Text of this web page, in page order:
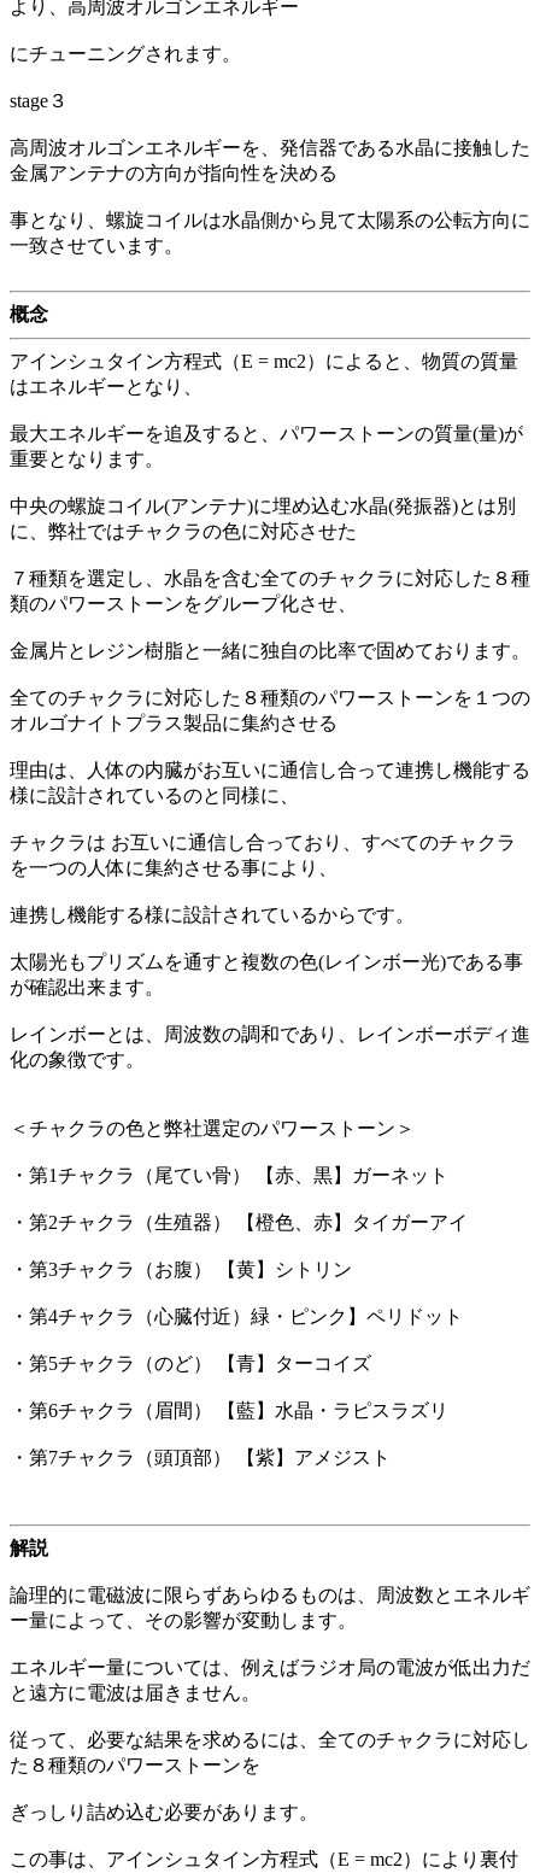
より、高周波オルゴンエネルギー
にチューニングされます。
stage３
高周波オルゴンエネルギーを、発信器である水晶に接触した
金属アンテナの方向が指向性を決める
事となり、螺旋コイルは水晶側から見て太陽系の公転方向に
一致させています。
概念
アインシュタイン方程式（E = mc2）によると、物質の質量
はエネルギーとなり、
最大エネルギーを追及すると、パワーストーンの質量(量)が
重要となります。
中央の螺旋コイル(アンテナ)に埋め込む水晶(発振器)とは別
に、弊社ではチャクラの色に対応させた
７種類を選定し、水晶を含む全てのチャクラに対応した８種
類のパワーストーンをグループ化させ、
金属片とレジン樹脂と一緒に独自の比率で固めております。
全てのチャクラに対応した８種類のパワーストーンを１つの
オルゴナイトプラス製品に集約させる
理由は、人体の内臓がお互いに通信し合って連携し機能する
様に設計されているのと同様に、
チャクラは お互いに通信し合っており、すべてのチャクラ
を一つの人体に集約させる事により、
連携し機能する様に設計されているからです。
太陽光もプリズムを通すと複数の色(レインボー光)である事
が確認出来ます。
レインボーとは、周波数の調和であり、レインボーボディ進
化の象徴です。
＜チャクラの色と弊社選定のパワーストーン＞
・第1チャクラ（尾てい骨） 【赤、黒】ガーネット
・第2チャクラ（生殖器） 【橙色、赤】タイガーアイ
・第3チャクラ（お腹） 【黄】シトリン
・第4チャクラ（心臓付近）緑・ピンク】ペリドット
・第5チャクラ（のど） 【青】ターコイズ
・第6チャクラ（眉間） 【藍】水晶・ラピスラズリ
・第7チャクラ（頭頂部） 【紫】アメジスト
解説
論理的に電磁波に限らずあらゆるものは、周波数とエネルギ
ー量によって、その影響が変動します。
エネルギー量については、例えばラジオ局の電波が低出力だ
と遠方に電波は届きません。
従って、必要な結果を求めるには、全てのチャクラに対応し
た８種類のパワーストーンを
ぎっしり詰め込む必要があります。
この事は、アインシュタイン方程式（E = mc2）により裏付